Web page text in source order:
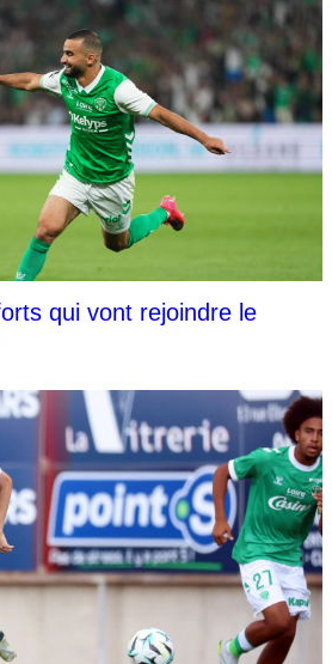
qui vont rejoindre le